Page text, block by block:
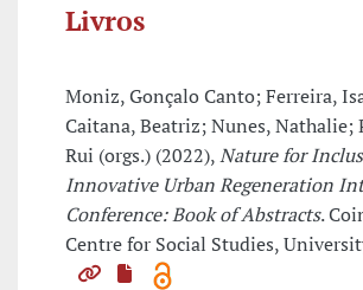
Livros
Moniz, Gonçalo Canto; Ferreira,
Caitana, Beatriz; Nunes, Nathalie;
Rui (orgs.) (2022),Nature for
Innovative Urban Regeneration
Conference: Book of Abstracts.
Centre for Social Studies,